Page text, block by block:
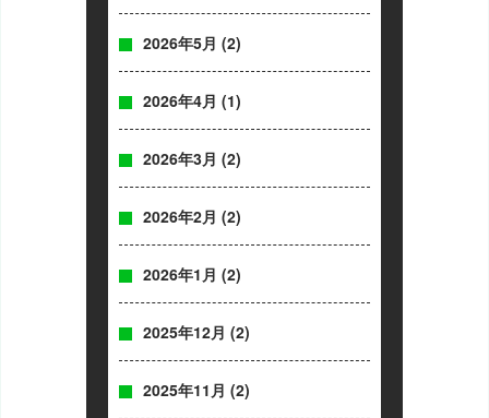
2026年5月 (2)
2026年4月 (1)
2026年3月 (2)
2026年2月 (2)
2026年1月 (2)
2025年12月 (2)
2025年11月 (2)